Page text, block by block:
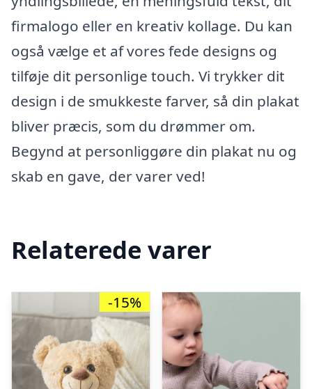
firmalogo eller en kreativ kollage. Du kan
også vælge et af vores fede designs og
tilføje dit personlige touch. Vi trykker dit
design i de smukkeste farver, så din plakat
bliver præcis, som du drømmer om.
Begynd at personliggøre din plakat nu og
skab en gave, der varer ved!
Relaterede varer
-15%